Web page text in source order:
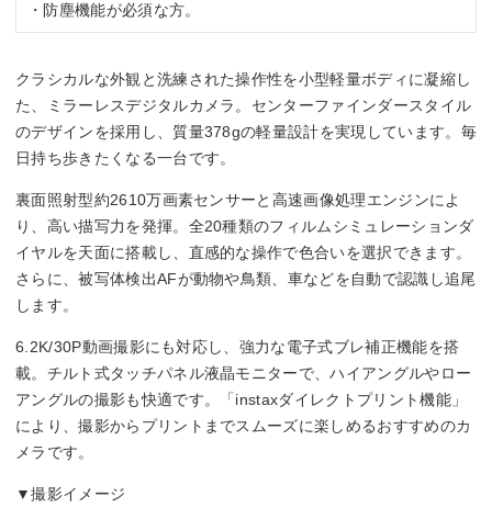
・防塵機能が必須な方。
クラシカルな外観と洗練された操作性を小型軽量ボディに凝縮し
た、ミラーレスデジタルカメラ。センターファインダースタイル
のデザインを採用し、質量378gの軽量設計を実現しています。毎
日持ち歩きたくなる一台です。
裏面照射型約2610万画素センサーと高速画像処理エンジンによ
り、高い描写力を発揮。全20種類のフィルムシミュレーションダ
イヤルを天面に搭載し、直感的な操作で色合いを選択できます。
さらに、被写体検出AFが動物や鳥類、車などを自動で認識し追尾
します。
6.2K/30P動画撮影にも対応し、強力な電子式ブレ補正機能を搭
載。チルト式タッチパネル液晶モニターで、ハイアングルやロー
アングルの撮影も快適です。「instaxダイレクトプリント機能」
により、撮影からプリントまでスムーズに楽しめるおすすめのカ
メラです。
▼撮影イメージ